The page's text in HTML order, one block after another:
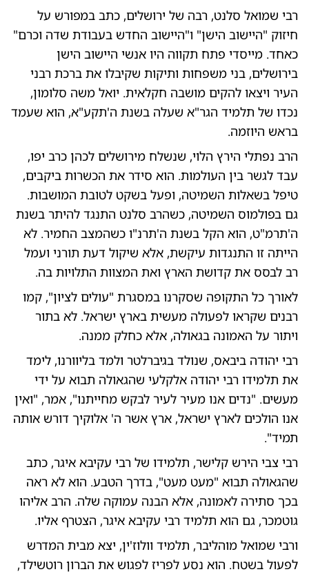
רבי שמואל סלנט, רבה של ירושלים, כתב במפורש על
חיזוק "היישוב הישן" ו"היישוב החדש בעבודת שדה וכרם"
כאחד. מייסדי פתח תקווה היו אנשי היישוב הישן
בירושלים, בני משפחות ותיקות שקיבלו את ברכת רבני
העיר ויצאו להקים מושבה חקלאית. יואל משה סלומון,
נכדו של תלמיד הגר"א שעלה בשנת ה'תקע"א, הוא שעמד
בראש היוזמה.
הרב נפתלי הירץ הלוי, שנשלח מירושלים לכהן כרב יפו,
עבד לגשר בין העולמות. הוא סידר את הכשרות ביקבים,
טיפל בשאלות השמיטה, ופעל בשקט לטובת המושבות.
גם בפולמוס השמיטה, כשהרב סלנט התנגד להיתר בשנת
ה'תרמ"ט, הוא הקל בשנת ה'תרנ"ו כשהמצב החמיר. לא
הייתה זו התנגדות עיקשת, אלא שיקול דעת תורני ועמל
רב לבסס את קדושת הארץ ואת המצוות התלויות בה.
לאורך כל התקופה שסקרנו במסגרת "עולים לציון", קמו
רבנים שקראו לפעולה מעשית בארץ ישראל. לא בתור
ויתור על האמונה בגאולה, אלא כחלק ממנה.
רבי יהודה ביבאס, שנולד בגיברלטר ולמד בליוורנו, לימד
את תלמידו רבי יהודה אלקלעי שהגאולה תבוא על ידי
מעשים. "נדים אנו מעיר לעיר לבקש מחייתנו", אמר, "ואין
אנו הולכים לארץ ישראל, ארץ אשר ה' אלוקיך דורש אותה
תמיד".
רבי צבי הירש קלישר, תלמידו של רבי עקיבא איגר, כתב
שהגאולה תבוא "מעט מעט", בדרך הטבע. הוא לא ראה
בכך סתירה לאמונה, אלא הבנה עמוקה שלה. הרב אליהו
גוטמכר, גם הוא תלמיד רבי עקיבא איגר, הצטרף אליו.
ורבי שמואל מוהליבר, תלמיד וולוז'ין, יצא מבית המדרש
לפעול בשטח. הוא נסע לפריז לפגוש את הברון רוטשילד,